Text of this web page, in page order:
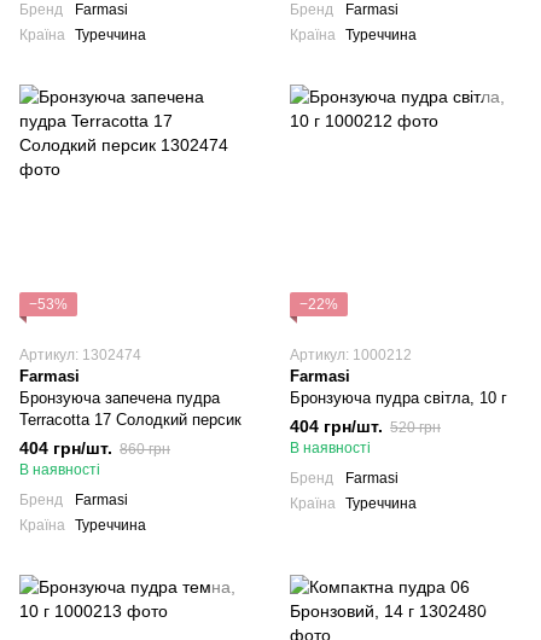
Бренд
Farmasi
Країна Туреччина
Бренд
Farmasi
Країна Туреччина
−53%
Артикул: 1302474
Farmasi
Бронзуюча запечена пудра
Terracotta 17 Солодкий персик
404 грн/шт. 860 грн
В наявності
Бренд
Farmasi
Країна Туреччина
−22%
Артикул: 1000212
Farmasi
Бронзуюча пудра світла, 10 г
404 грн/шт. 520 грн
В наявності
Бренд
Farmasi
Країна Туреччина